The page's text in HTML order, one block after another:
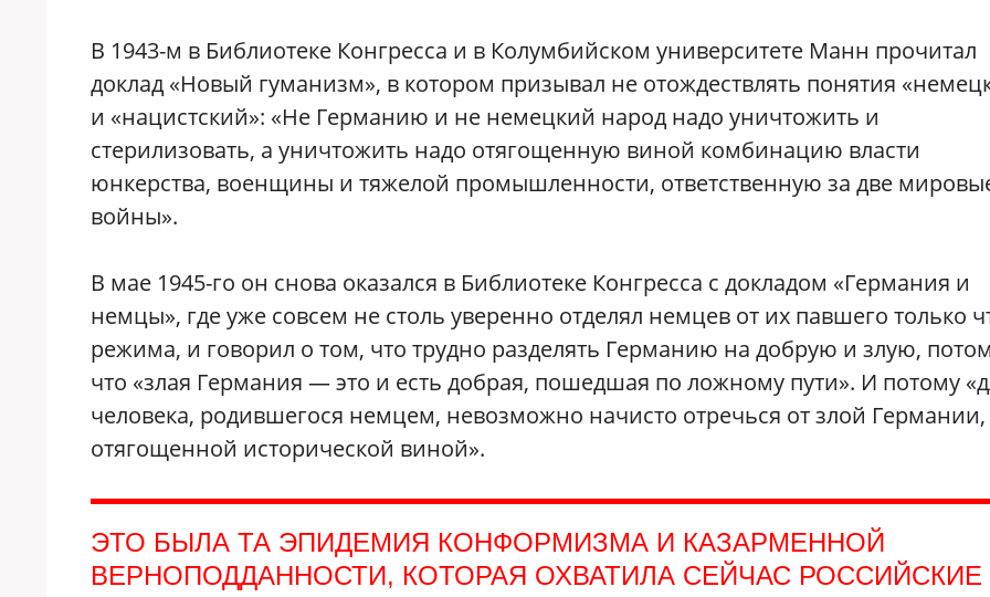
В 1943-м в Библиотеке Конгресса и в Колумбийском университете Манн прочитал
доклад «Новый гуманизм», в котором призывал не отождествлять понятия
и «нацистский»: «Не Германию и не немецкий народ надо уничтожить и
стерилизовать, а уничтожить надо отягощенную виной комбинацию власти
юнкерства, военщины и тяжелой промышленности, ответственную за две
войны».
В мае 1945-го он снова оказался в Библиотеке Конгресса с докладом «Германия и
немцы», где уже совсем не столь уверенно отделял немцев от их павшего только
режима, и говорил о том, что трудно разделять Германию на добрую и злую,
что «злая Германия — это и есть добрая, пошедшая по ложному пути». И потому
человека, родившегося немцем, невозможно начисто отречься от злой Германии,
отягощенной исторической виной».
ЭТО БЫЛА ТА ЭПИДЕМИЯ КОНФОРМИЗМА И КАЗАРМЕННОЙ
ВЕРНОПОДДАННОСТИ, КОТОРАЯ ОХВАТИЛА СЕЙЧАС РОССИЙСКИЕ